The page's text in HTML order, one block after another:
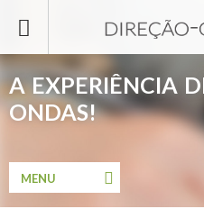
A EXPERIÊNCIA
ONDAS!
MENU